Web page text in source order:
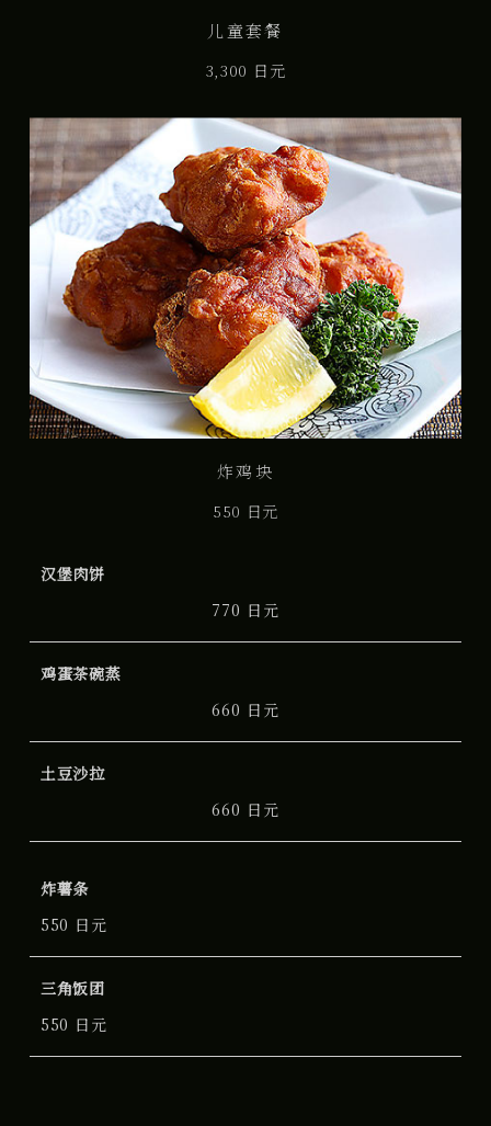
儿童套餐
3,300 日元
炸鸡块
550 日元
汉堡肉饼
770 日元
鸡蛋茶碗蒸
660 日元
土豆沙拉
660 日元
炸薯条
550 日元
三角饭团
550 日元